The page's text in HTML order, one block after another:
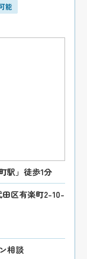
能
駅」徒歩1分
区有楽町2-10-
相談